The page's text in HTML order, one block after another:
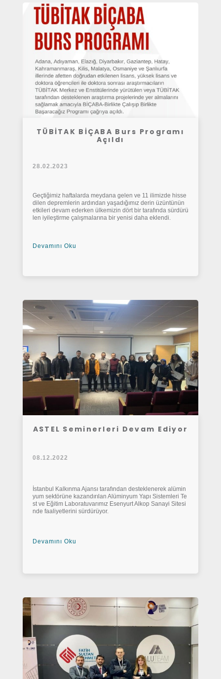
TÜBİTAK BİÇABA Burs Programı
Açıldı
28.02.2023
Geçtiğimiz haftalarda meydana gelen ve 11 ilimizde hisse
dilen depremlerin ardından yaşadığımız derin üzüntünün
etkileri devam ederken ülkemizin dört bir tarafında sürdürü
len iyileştirme çalışmalarına bir yenisi daha eklendi.
Devamını Oku
ASTEL Seminerleri Devam Ediyor
08.12.2022
İstanbul Kalkınma Ajansı tarafından desteklenerek alümin
yum sektörüne kazandırılan Alüminyum Yapı Sistemleri Te
st ve Eğitim Laboratuvarımız Esenyurt Alkop Sanayi Sitesi
nde faaliyetlerini sürdürüyor.
Devamını Oku